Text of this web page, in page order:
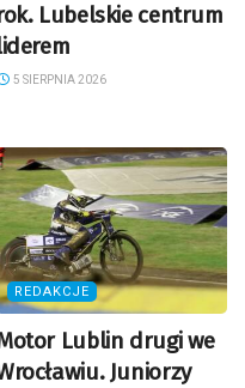
Lubelskie centrum
5 SIERPNIA 2026
REDAKCJE
Lublin drugi we
Juniorzy